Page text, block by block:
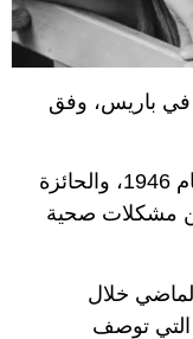
في باريس، وفق
وكانت هذه الفنانة المولودة في لندن عام 1946، والحائزة
مشكلات صحية
خلال
التي توصف